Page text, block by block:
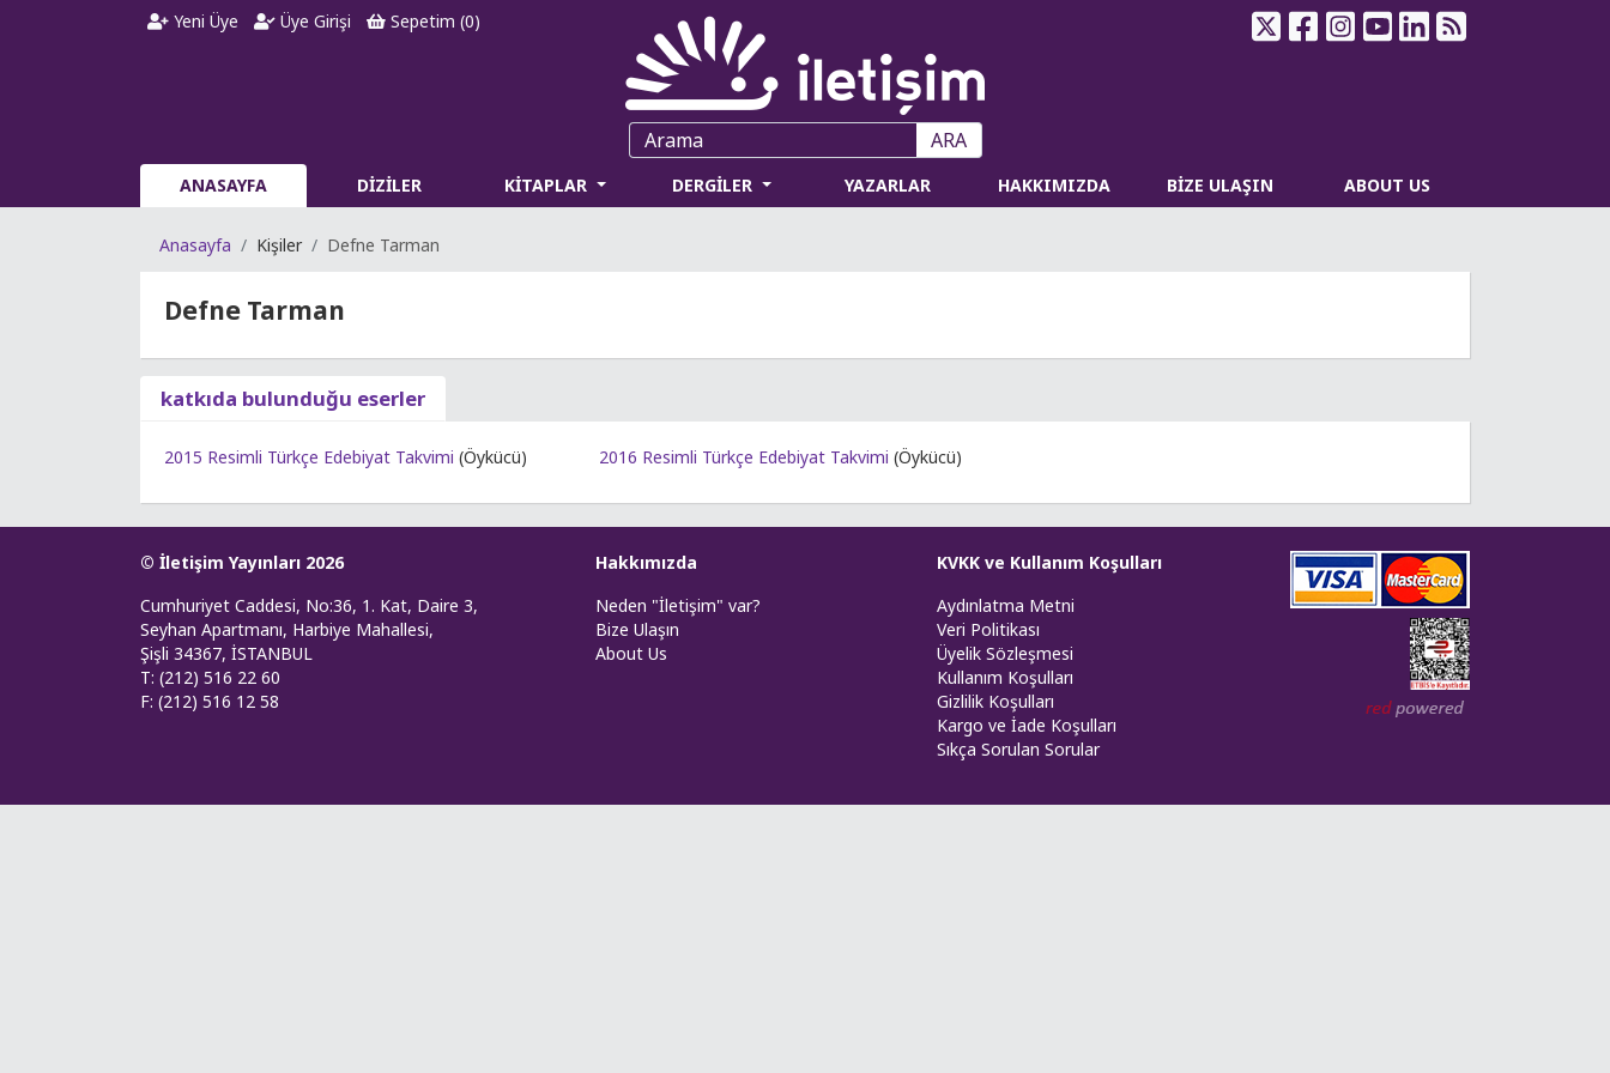
Yeni Üye Üye Girişi Sepetim (0)
ARA
ANASAYFA DİZİLER KİTAPLAR DERGİLER YAZARLAR HAKKIMIZDA BİZE ULAŞIN ABOUT US
Anasayfa Kişiler Defne Tarman
Defne Tarman
katkıda bulunduğu eserler
2015 Resimli Türkçe Edebiyat Takvimi (Öykücü) 2016 Resimli Türkçe Edebiyat Takvimi (Öykücü)
© İletişim Yayınları 2026
Cumhuriyet Caddesi, No:36, 1. Kat, Daire 3,
Seyhan Apartmanı, Harbiye Mahallesi,
Şişli 34367, İSTANBUL
T: (212) 516 22 60
F: (212) 516 12 58
Hakkımızda
Neden "İletişim" var?
Bize Ulaşın
About Us
KVKK ve Kullanım Koşulları
Aydınlatma Metni
Veri Politikası
Üyelik Sözleşmesi
Kullanım Koşulları
Gizlilik Koşulları
Kargo ve İade Koşulları
Sıkça Sorulan Sorular
Web tasarım: Red Bilişim